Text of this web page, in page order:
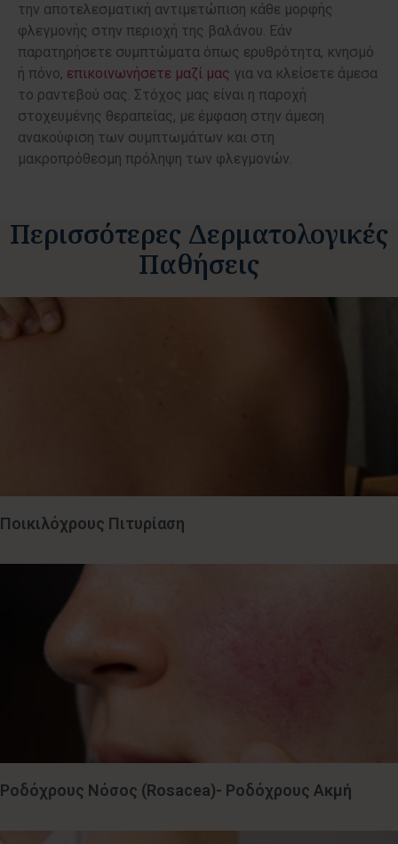
την αποτελεσματική αντιμετώπιση κάθε μορφής
φλεγμονής στην περιοχή της βαλάνου. Εάν
παρατηρήσετε συμπτώματα όπως ερυθρότητα, κνησμό
ή πόνο, επικοινωνήσετε μαζί μας για να κλείσετε άμεσα
το ραντεβού σας. Στόχος μας είναι η παροχή
στοχευμένης θεραπείας, με έμφαση στην άμεση
ανακούφιση των συμπτωμάτων και στη
μακροπρόθεσμη πρόληψη των φλεγμονών.
Περισσότερες Δερματολογικές
Παθήσεις
Ποικιλόχρους Πιτυρίαση
Ροδόχρους Νόσος (Rosacea)- Ροδόχρους Ακμή